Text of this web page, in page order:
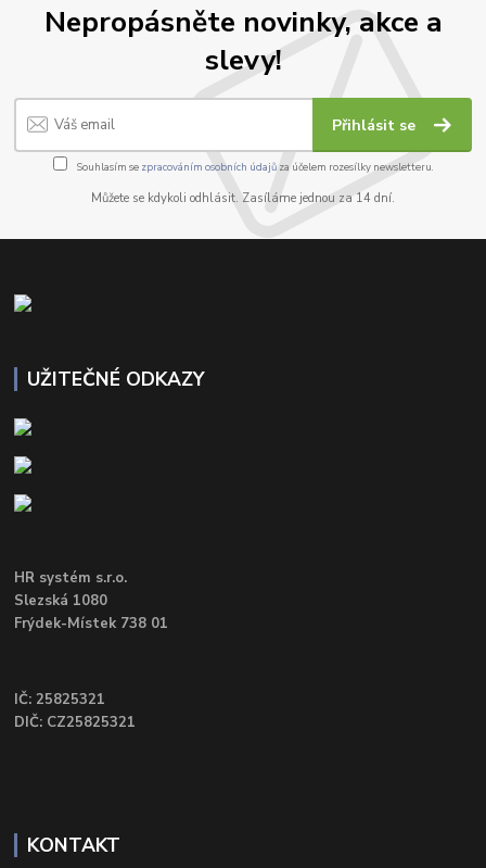
Nepropásněte novinky, akce a
slevy!
Přihlásit se
Souhlasím se zpracováním osobních údajůza účelem rozesílky newsletteru.
Můžete se kdykoli odhlásit. Zasíláme jednou za 14 dní.
UŽITEČNÉ ODKAZY
HR systém s.r.o.
Slezská 1080
Frýdek-Místek 738 01
IČ: 25825321
DIČ: CZ25825321
KONTAKT